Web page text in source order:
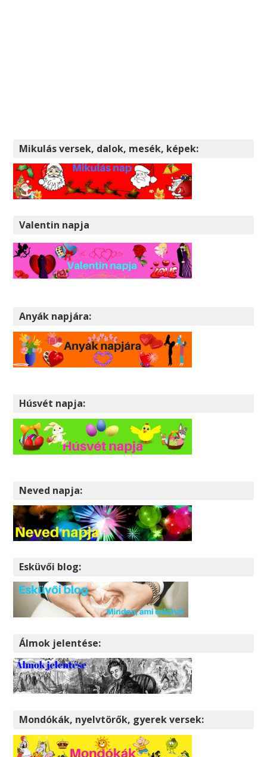
Mikulás versek, dalok, mesék, képek:
Valentin napja
Anyák napjára:
Húsvét napja:
Neved napja:
Esküvői blog:
Álmok jelentése:
Mondókák, nyelvtörők, gyerek versek: